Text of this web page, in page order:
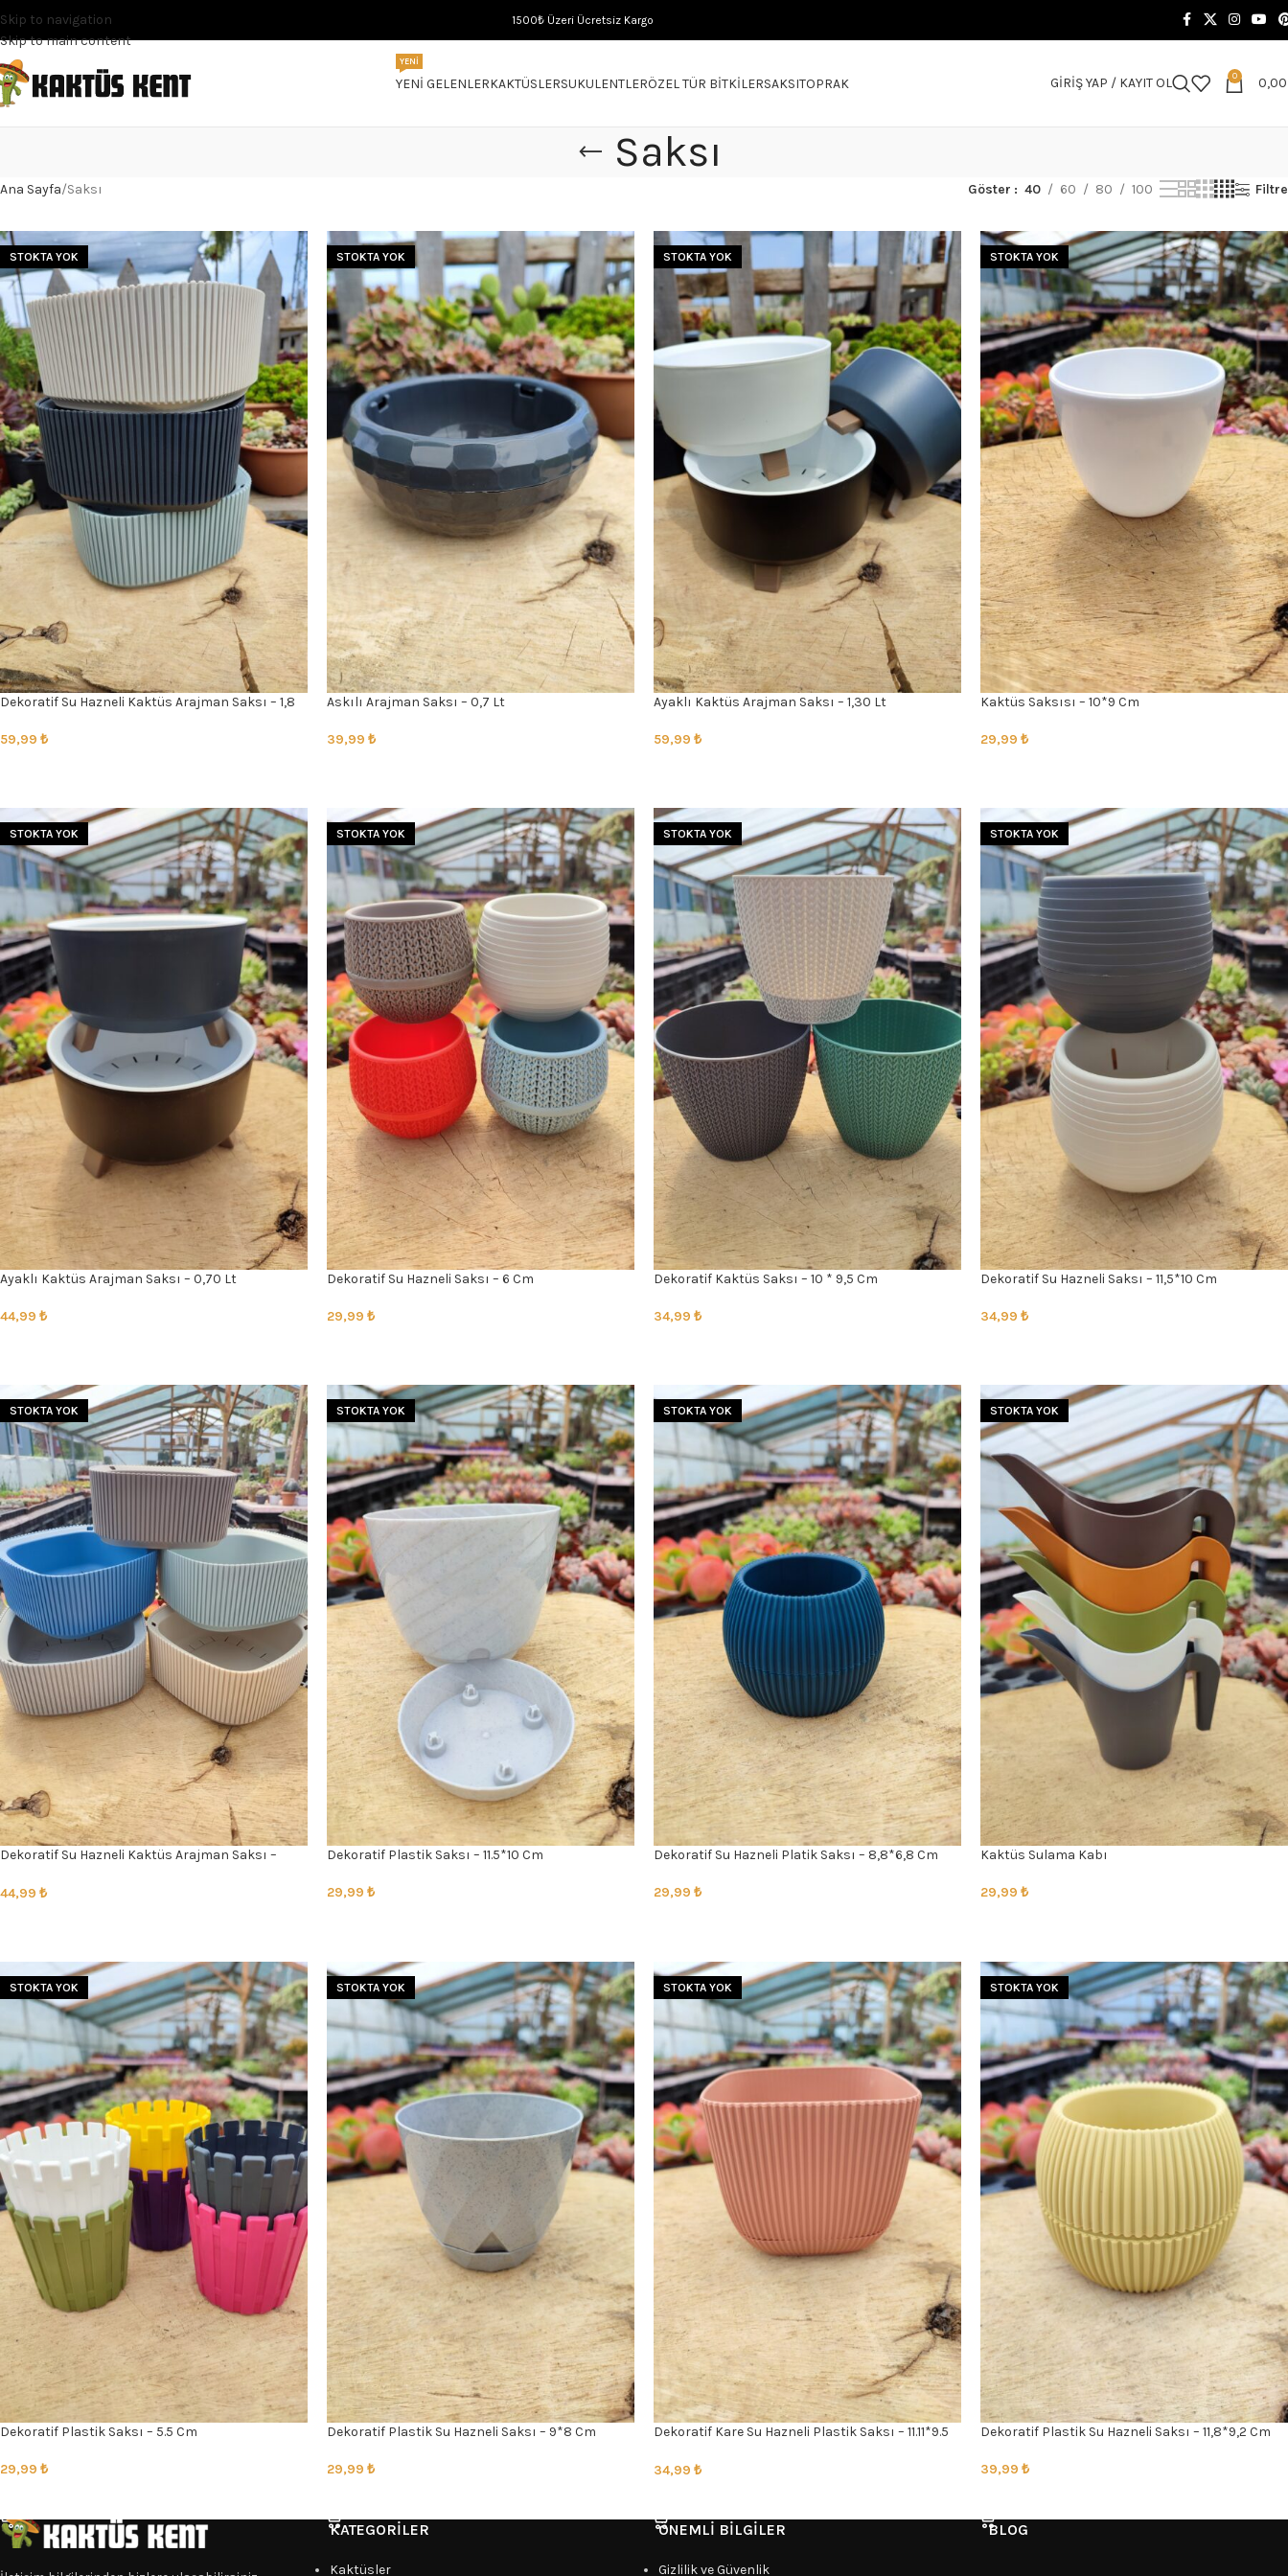
Skip to navigation
Skip to main content
1500₺ Üzeri Ücretsiz Kargo
YENI GELENLER
YENI
KAKTÜSLERSUKULENTLERÖZEL TÜR BITKILERSAKSITOPRAK GIRIŞ YAP / KAYIT OL 0
Saksı
Ana Sayfa Saksı Göster 40 60 80 100 Filtre
STOKTA YOK
Dekoratif Su Hazneli Kaktüs Arajman Saksı – 1,8
59,99 ₺
STOKTA YOK
Askılı Arajman Saksı – 0,7 Lt
39,99 ₺
STOKTA YOK
Ayaklı Kaktüs Arajman Saksı – 1,30 Lt
59,99 ₺
STOKTA YOK
Kaktüs Saksısı – 10*9 Cm
29,99 ₺
STOKTA YOK
Ayaklı Kaktüs Arajman Saksı – 0,70 Lt
44,99 ₺
STOKTA YOK
Dekoratif Su Hazneli Saksı – 6 Cm
29,99 ₺
STOKTA YOK
Dekoratif Kaktüs Saksı – 10 * 9,5 Cm
34,99 ₺
STOKTA YOK
Dekoratif Su Hazneli Saksı – 11,5*10 Cm
34,99 ₺
STOKTA YOK
Dekoratif Su Hazneli Kaktüs Arajman Saksı –
44,99 ₺
STOKTA YOK
Dekoratif Plastik Saksı – 11.5*10 Cm
29,99 ₺
STOKTA YOK
Dekoratif Su Hazneli Platik Saksı – 8,8*6,8 Cm
29,99 ₺
STOKTA YOK
Kaktüs Sulama Kabı
29,99 ₺
STOKTA YOK
Dekoratif Plastik Saksı – 5.5 Cm
29,99 ₺
STOKTA YOK
Dekoratif Plastik Su Hazneli Saksı – 9*8 Cm
29,99 ₺
STOKTA YOK
Dekoratif Kare Su Hazneli Plastik Saksı – 11.11*9.5
34,99 ₺
STOKTA YOK
Dekoratif Plastik Su Hazneli Saksı – 11,8*9,2 Cm
39,99 ₺
KATEGORILER
Kaktüsler
ÖNEMLI BILGILER
Gizlilik ve Güvenlik
BLOG